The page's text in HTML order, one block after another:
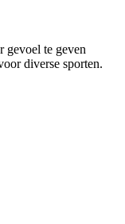
gevoel te geven
diverse sporten.